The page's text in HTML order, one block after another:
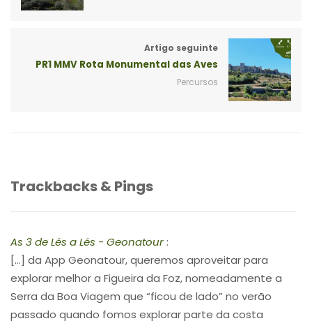
Artigo seguinte
PR1 MMV Rota Monumental das Aves
Percursos
Trackbacks & Pings
As 3 de Lés a Lés - Geonatour :
[…] da App Geonatour, queremos aproveitar para
explorar melhor a Figueira da Foz, nomeadamente a
Serra da Boa Viagem que “ficou de lado” no verão
passado quando fomos explorar parte da costa